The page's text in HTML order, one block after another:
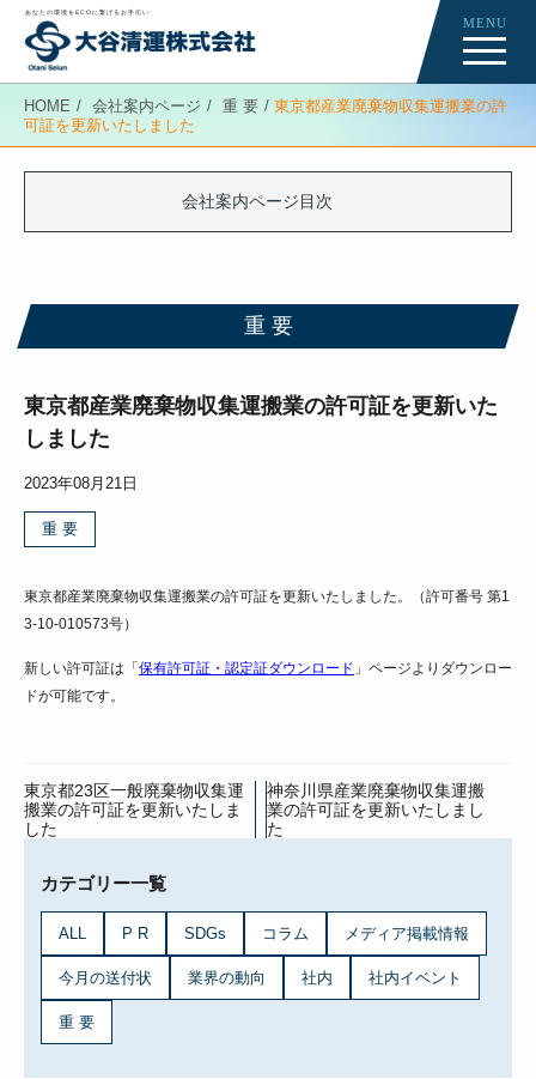
あなたの環境をECOに繋げるお手伝い
MENU
会社案内ページ
News
重 要
Re-Creation
HOME 会社案内ページ 重 要
東京都産業廃棄物収集運搬業の許
可証を更新いたしました
会社案内ページ目次
重 要
東京都産業廃棄物収集運搬業の許可証を更新いた
しました
2023年08月21日
重 要
東京都産業廃棄物収集運搬業の許可証を更新いたしました。（許可番号 第1
3-10-010573号）
新しい許可証は「 保有許可証・認定証ダウンロード 」ページよりダウンロー
ドが可能です。
東京都23区一般廃棄物収集運
搬業の許可証を更新いたしま
した
神奈川県産業廃棄物収集運搬
業の許可証を更新いたしまし
た
カテゴリー一覧
ALL P R SDGs コラム メディア掲載情報
今月の送付状 業界の動向 社内 社内イベント
重 要